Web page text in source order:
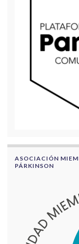
ASOCIACIÓN
PÁRKINSON